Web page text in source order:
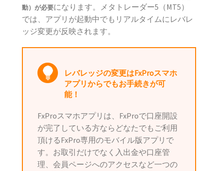
動）が必要になります。メタトレーダー5（MT5）
では、アプリが起動中でもリアルタイムにレバレ
ッジ変更が反映されます。
レバレッジの変更はFxProスマホ
アプリからでもお手続きが可
能！
FxProスマホアプリは、FxProで口座開設
が完了している方ならどなたでもご利用
頂けるFxPro専用のモバイル版アプリで
す。お取引だけでなく入出金や口座管
理、会員ページへのアクセスなど一つの